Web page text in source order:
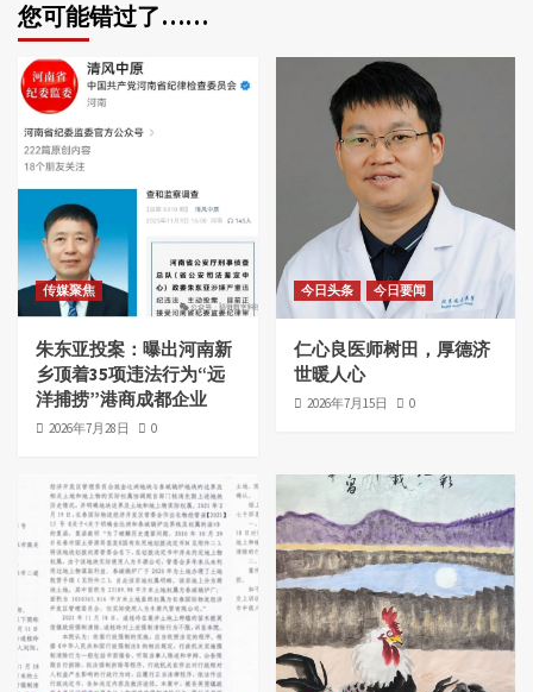
您可能错过了……
传媒聚焦
朱东亚投案：曝出河南新
乡顶着35项违法行为“远
洋捕捞”港商成都企业
2026年7月28日 0
今日头条 今日要闻
仁心良医师树田，厚德济
世暖人心
2026年7月15日 0